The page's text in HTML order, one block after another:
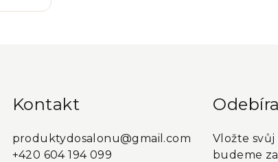
Kontakt
produktydosalonu@gmail.com
+420 604 194 099
Vložte svůj
budeme